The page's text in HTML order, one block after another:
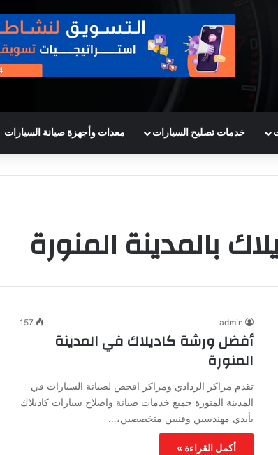
خدمات تصليح السيارات معدات وأجهزة صيانة السيارات
بالمدينة المنورة
admin
157
أفضل ورشة كاديلاك في المدينة
المنورة
تقدم مراكز الردادي ومراكز افحص لصيانة السيارات في
المدينة المنورة جميع خدمات صيانة واصلاح سيارات كاديلاك
بأيدي مهندسين وفنيين متخصصين،…
أكمل القراءة »